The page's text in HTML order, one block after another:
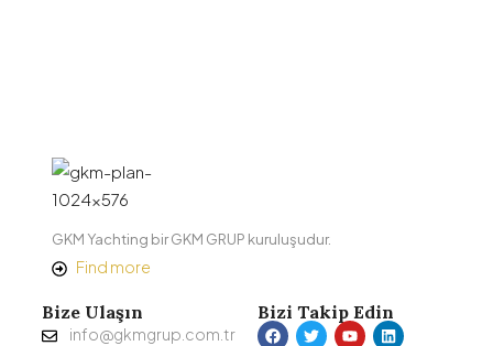
GKM Yachting bir GKM GRUP kuruluşudur.
Find more
Bize Ulaşın
info@gkmgrup.com.tr
Bizi Takip Edin